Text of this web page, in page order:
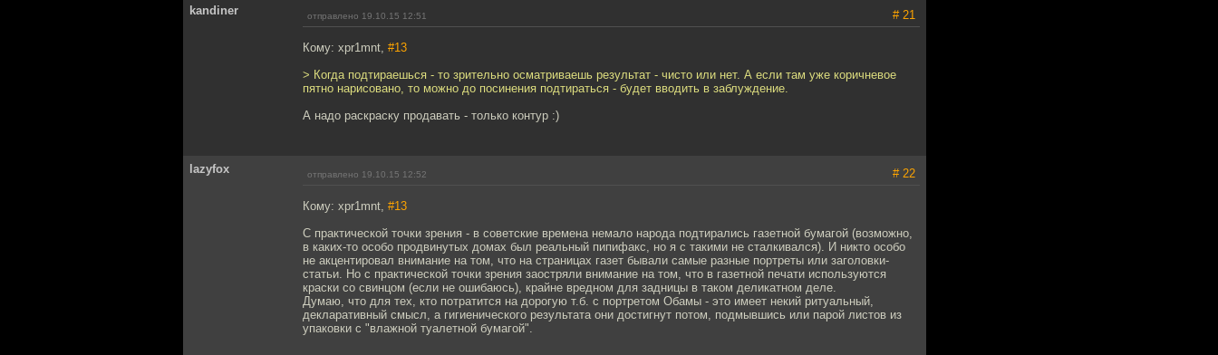
kandiner отправлено 19.10.15 12:51 # 21
Кому: xpr1mnt, #13
> Когда подтираешься - то зрительно осматриваешь результат - чисто или нет. А если там уже коричневое
пятно нарисовано, то можно до посинения подтираться - будет вводить в заблуждение.
А надо раскраску продавать - только контур :)
lazyfox отправлено 19.10.15 12:52 # 22
Кому: xpr1mnt, #13
С практической точки зрения - в советские времена немало народа подтирались газетной бумагой (возможно,
в каких-то особо продвинутых домах был реальный пипифакс, но я с такими не сталкивался). И никто особо
не акцентировал внимание на том, что на страницах газет бывали самые разные портреты или заголовки-
статьи. Но с практической точки зрения заостряли внимание на том, что в газетной печати используются
краски со свинцом (если не ошибаюсь), крайне вредном для задницы в таком деликатном деле.
Думаю, что для тех, кто потратится на дорогую т.б. с портретом Обамы - это имеет некий ритуальный,
декларативный смысл, а гигиенического результата они достигнут потом, подмывшись или парой листов из
упаковки с "влажной туалетной бумагой".